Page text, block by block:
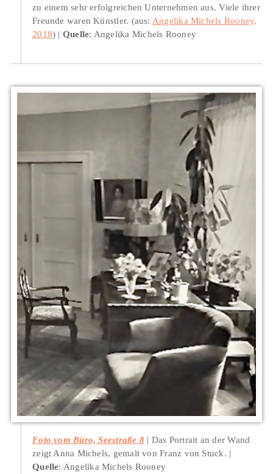
zu einem sehr erfolgreichen Unternehmen aus. Viele ihrer
Freunde waren Künstler. (aus: Angelika Michels Rooney,
2018) Quelle: Angelika Michels Rooney
Foto vom Büro, Seestraße 8
Das Portrait an der Wand
zeigt Anna Michels, gemalt von Franz von Stuck.
Quelle: Angelika Michels Rooney